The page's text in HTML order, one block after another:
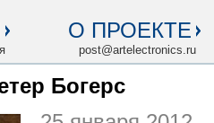
О ПРОЕКТЕ
post@artelectronics.ru
Богерс